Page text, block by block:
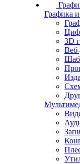
Графика
3D